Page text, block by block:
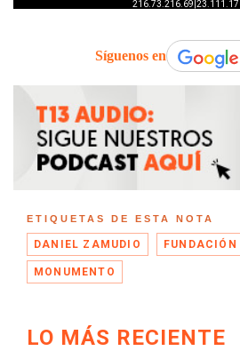
Síguenos en
ETIQUETAS DE ESTA NOTA
DANIEL ZAMUDIO
MONUMENTO
LO MÁS RECIENTE